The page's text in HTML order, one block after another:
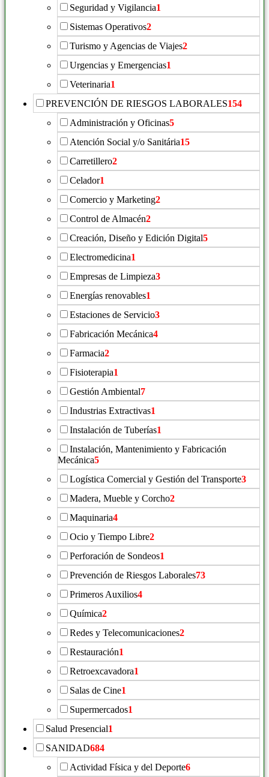
Seguridad y Vigilancia1
Sistemas Operativos2
Turismo y Agencias de Viajes2
Urgencias y Emergencias1
Veterinaria1
PREVENCIÓN DE RIESGOS LABORALES154
Administración y Oficinas5
Atención Social y/o Sanitária15
Carretillero2
Celador1
Comercio y Marketing2
Control de Almacén2
Creación, Diseño y Edición Digital5
Electromedicina1
Empresas de Limpieza3
Energías renovables1
Estaciones de Servicio3
Fabricación Mecánica4
Farmacia2
Fisioterapia1
Gestión Ambiental7
Industrias Extractivas1
Instalación de Tuberías1
Instalación, Mantenimiento y Fabricación
Mecánica5
Logística Comercial y Gestión del Transporte3
Madera, Mueble y Corcho2
Maquinaria4
Ocio y Tiempo Libre2
Perforación de Sondeos1
Prevención de Riesgos Laborales73
Primeros Auxilios4
Química2
Redes y Telecomunicaciones2
Restauración1
Retroexcavadora1
Salas de Cine1
Supermercados1
Salud Presencial1
SANIDAD684
Actividad Física y del Deporte6